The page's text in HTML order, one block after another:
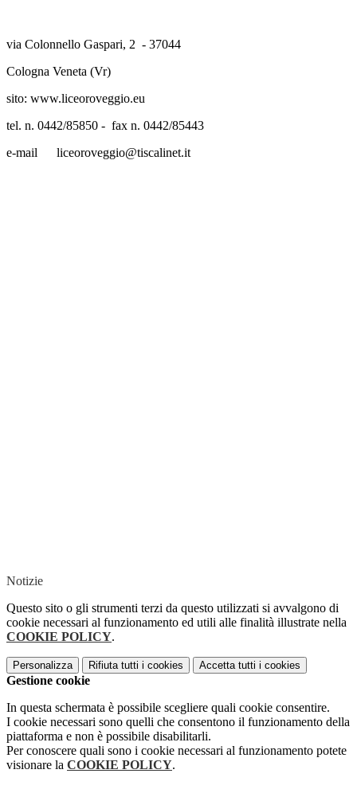
via Colonnello Gaspari, 2 - 37044
Cologna Veneta (Vr)
sito: www.liceoroveggio.eu
tel. n. 0442/85850 - fax n. 0442/85443
e-mail liceoroveggio@tiscalinet.it
Notizie
Questo sito o gli strumenti terzi da questo utilizzati si avvalgono di
cookie necessari al funzionamento ed utili alle finalità illustrate nella
COOKIE POLICY.
Personalizza Rifiuta tutti i cookies Accetta tutti i cookies
Gestione cookie
In questa schermata è possibile scegliere quali cookie consentire.
I cookie necessari sono quelli che consentono il funzionamento della
piattaforma e non è possibile disabilitarli.
Per conoscere quali sono i cookie necessari al funzionamento potete
visionare la COOKIE POLICY.